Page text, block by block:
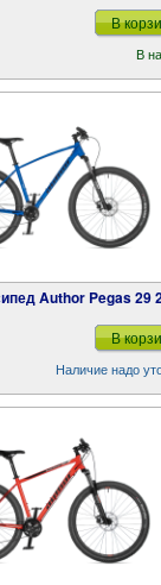
В
В
Author Pegas 29
В
Наличие надо